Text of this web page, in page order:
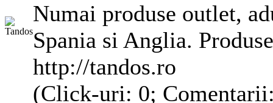
Numai produse outlet,
Spania si Anglia.
http://tandos.ro
(Click-uri: 0;